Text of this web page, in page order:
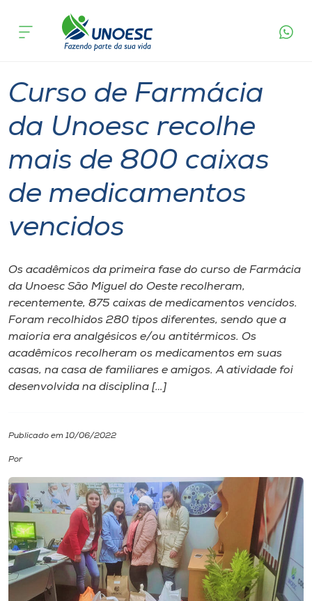
Cursos
Pesquisa
Atendimento ao Estudante
Portal de Ensino
Internacionalização
I.nova
Diplomados
Biblioteca
Editora
Rádio
acontece
Curso de Farmácia
da Unoesc recolhe
mais de 800 caixas
de medicamentos
vencidos
Os acadêmicos da primeira fase do curso de Farmácia
da Unoesc São Miguel do Oeste recolheram,
recentemente, 875 caixas de medicamentos vencidos.
Foram recolhidos 280 tipos diferentes, sendo que a
maioria era analgésicos e/ou antitérmicos. Os
acadêmicos recolheram os medicamentos em suas
casas, na casa de familiares e amigos. A atividade foi
desenvolvida na disciplina […]
Publicado em 10/06/2022
Por